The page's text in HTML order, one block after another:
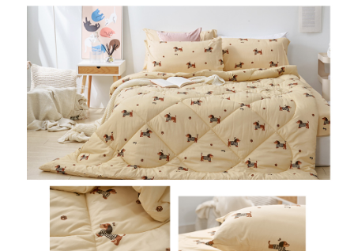
１．透過由恩沛科技股份有限公司提供之「AFTEE先享後付」服務完成之交
易，需依本服務之必要範圍內提供個人資料，並將交易相關給付款項請求債
權轉讓予恩沛科技股份有限公司。
２．關於個人資料處理事宜，請瀏覽以下網址：
https://aftee.tw/terms/#terms3
３．未成年的使用者請事先徵得法定代理人或監護人之同意方可使用
「AFTEE先享後付」，若未經同意申辦者引起之損失，本公司不負相關責
任。
４．使用「AFTEE先享後付」時，將依據個別帳號之用戶狀況，依本公司即
時審查核予不同之上限額度；若仍有額度不足之情形，本公司將視審查結果
請求用戶進行身份認證。
５．嚴禁一人註冊多個帳號或使用他人資訊註冊。若發現惡意使用之情形，
恩沛科技股份有限公司將有權停止該用戶之使用額度並採取法律行動。
付款後7-11取貨
每筆NT$60，滿NT$999(含以上)免運費
新竹貨運
每筆NT$80，滿NT$999(含以上)免運費